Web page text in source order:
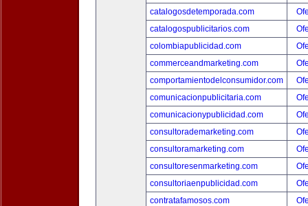
catalogosdetemporada.com
catalogospublicitarios.com
colombiapublicidad.com
commerceandmarketing.com
comportamientodelconsumidor.com
comunicacionpublicitaria.com
comunicacionypublicidad.com
consultorademarketing.com
consultoramarketing.com
consultoresenmarketing.com
consultoriaenpublicidad.com
contratafamosos.com